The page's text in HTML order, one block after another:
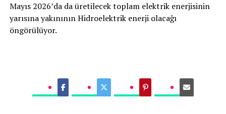
Mayıs 2026’da da üretilecek toplam elektrik enerjisinin
yarısına yakınının Hidroelektrik enerji olacağı
öngörülüyor.